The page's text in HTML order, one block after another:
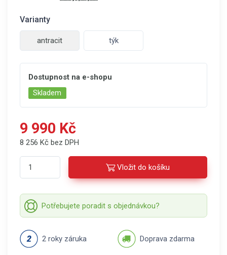
Varianty
antracit týk
Dostupnost na e-shopu
Skladem
9 990 Kč
8 256 Kč bez DPH
Vložit do košíku
Potřebujete poradit s objednávkou?
2 roky záruka Doprava zdarma